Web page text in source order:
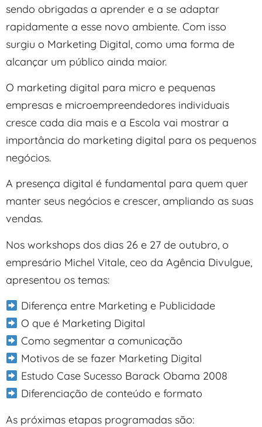
sendo obrigadas a aprender e a se adaptar
rapidamente a esse novo ambiente. Com isso
surgiu o Marketing Digital, como uma forma de
alcançar um público ainda maior.
O marketing digital para micro e pequenas
empresas e microempreendedores individuais
cresce cada dia mais e a Escola vai mostrar a
importância do marketing digital para os pequenos
negócios.
A presença digital é fundamental para quem quer
manter seus negócios e crescer, ampliando as suas
vendas.
Nos workshops dos dias 26 e 27 de outubro, o
empresário Michel Vitale, ceo da Agência Divulgue,
apresentou os temas:
Diferença entre Marketing e Publicidade
O que é Marketing Digital
Como segmentar a comunicação
Motivos de se fazer Marketing Digital
Estudo Case Sucesso Barack Obama 2008
Diferenciação de conteúdo e formato
As próximas etapas programadas são: